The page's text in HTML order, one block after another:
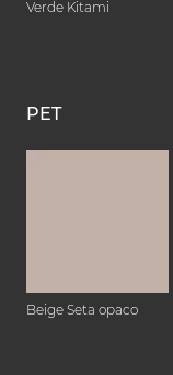
Verde Kitami
PET
Beige Seta opaco